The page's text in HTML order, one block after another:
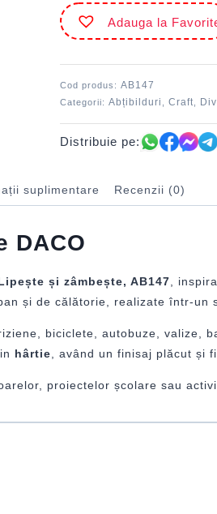
AB147
Paris
Lipește
DACO
Adauga la
Cod produs:AB147
Categorii:Abțibilduri ,Craft
Distribuie pe:
suplimentare Recenzii (0)
DACO
și zâmbește, AB147 ,
și de călătorie, realizate într-un
biciclete, autobuze, valize,
hârtie , având un finisaj plăcut și
proiectelor școlare sau